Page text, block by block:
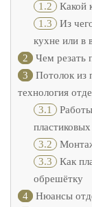
1.2 Какой
1.3 Из
кухне или в
2
Чем резать
3
Потолок из
технология
3.1 Работы
3.2
3.3 Как
обрешётку
4
Нюансы